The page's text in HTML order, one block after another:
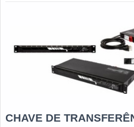
maneiras eficientes de demonstrar
CHAVE DE